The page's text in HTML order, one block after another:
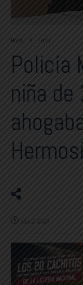
Home Local
Policía
niña de
julio 3, 2026